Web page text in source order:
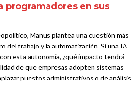
programadores en sus
Manus plantea una cuestión más
del trabajo y la automatización. Si una IA
esta autonomía, ¿qué impacto tendrá
de que empresas adopten sistemas
puestos administrativos o de análisis